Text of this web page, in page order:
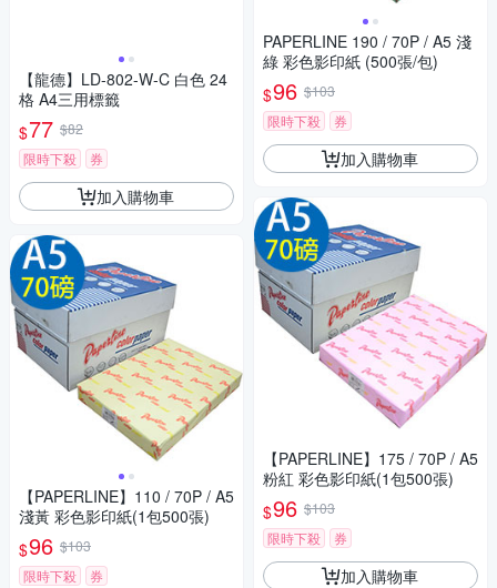
【龍德】LD-802-W-C 白色 24
格 A4三用標籤
$77 $82
限時下殺
券
加入購物車
【PAPERLINE】110 / 70P / A5
淺黃 彩色影印紙(1包500張)
$96 $103
限時下殺
券
PAPERLINE 190 / 70P / A5 淺
綠 彩色影印紙 (500張/包)
$96 $103
限時下殺
券
加入購物車
【PAPERLINE】175 / 70P / A5
粉紅 彩色影印紙(1包500張)
$96 $103
限時下殺
券
加入購物車